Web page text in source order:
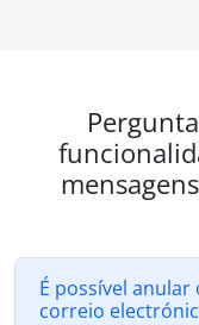
É possível
correio